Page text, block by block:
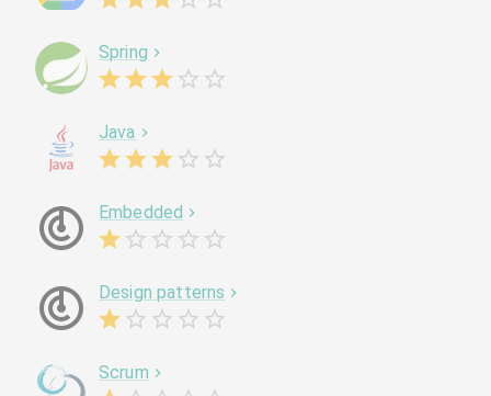
Spring
Java
Embedded
Design patterns
Scrum